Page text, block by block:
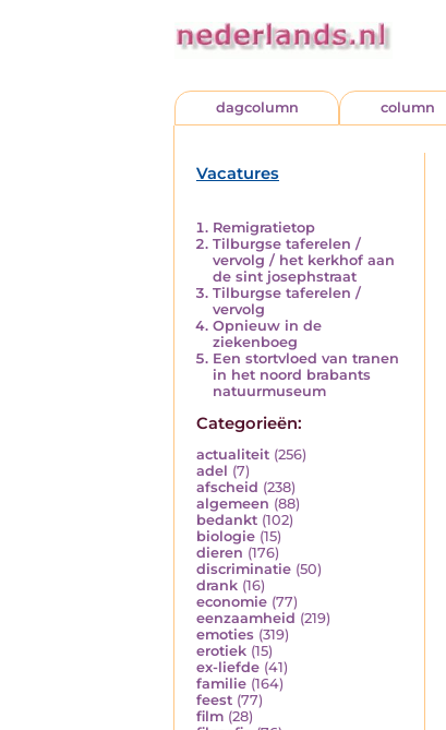
dagcolumn column
Vacatures
Remigratietop
Tilburgse taferelen /
vervolg / het kerkhof aan
de sint josephstraat
Tilburgse taferelen /
vervolg
Opnieuw in de
ziekenboeg
Een stortvloed van tranen
in het noord brabants
natuurmuseum
Categorieën:
actualiteit (256)
adel (7)
afscheid (238)
algemeen (88)
bedankt (102)
biologie (15)
dieren (176)
discriminatie (50)
drank (16)
economie (77)
eenzaamheid (219)
emoties (319)
erotiek (15)
ex-liefde (41)
familie (164)
feest (77)
film (28)